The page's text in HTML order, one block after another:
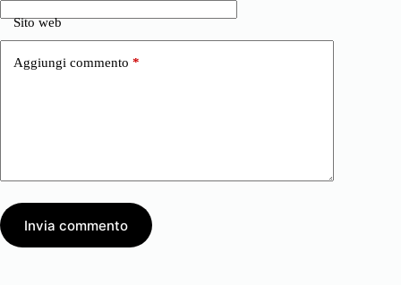
Sito web
Aggiungi commento *
Invia commento